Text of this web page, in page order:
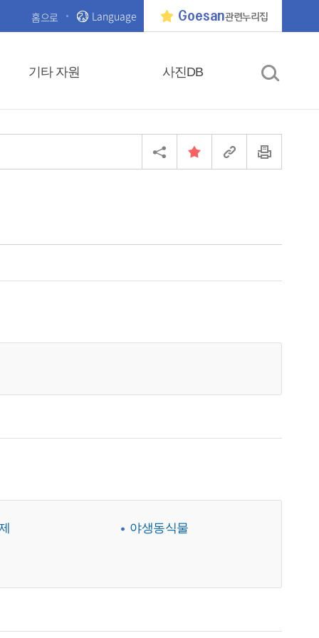
홈으로 Language Goesan관련누리집
기타 자원 사진DB
야생동식물